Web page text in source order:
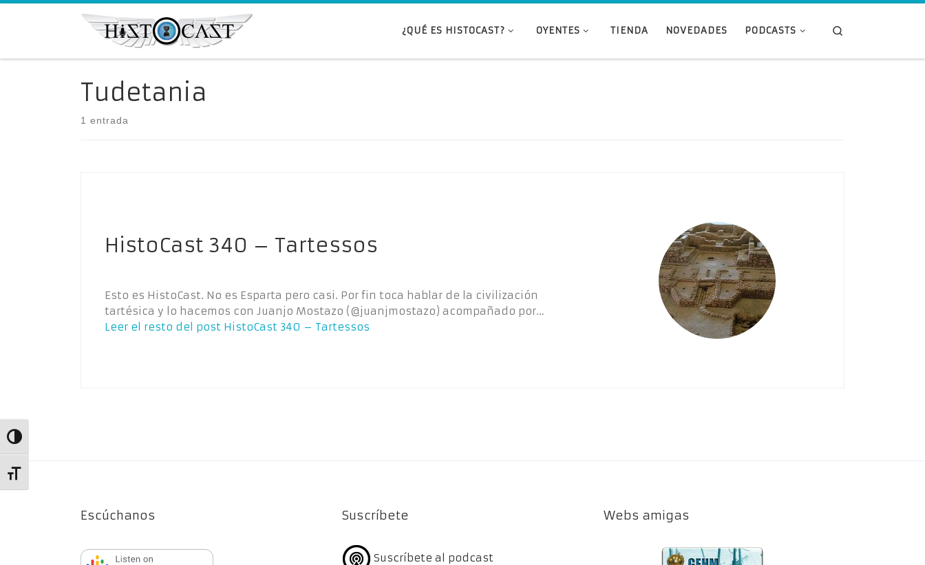
Alternar alto contraste
Alternar tamaño de letra
Saltar al contenido
¿QUÉ ES HISTOCAST? OYENTES TIENDA NOVEDADES PODCASTS
Tudetania
1 entrada
HistoCast 340 – Tartessos
Esto es HistoCast. No es Esparta pero casi. Por fin toca hablar de la civilización
tartésica y lo hacemos con Juanjo Mostazo (@juanjmostazo) acompañado por…
Leer el resto del post HistoCast 340 – Tartessos
Escúchanos Suscríbete
Suscríbete al podcast
Webs amigas